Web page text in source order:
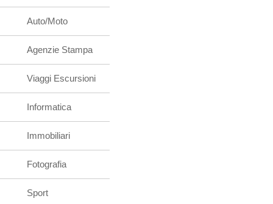
Auto/Moto
Agenzie Stampa
Viaggi Escursioni
Informatica
Immobiliari
Fotografia
Sport